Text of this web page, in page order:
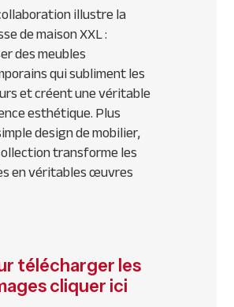
illustre la
de maison XXL :
des meubles
qui subliment les
et créent une véritable
esthétique. Plus
design de mobilier,
transforme les
en véritables œuvres
télécharger les
cliquer ici